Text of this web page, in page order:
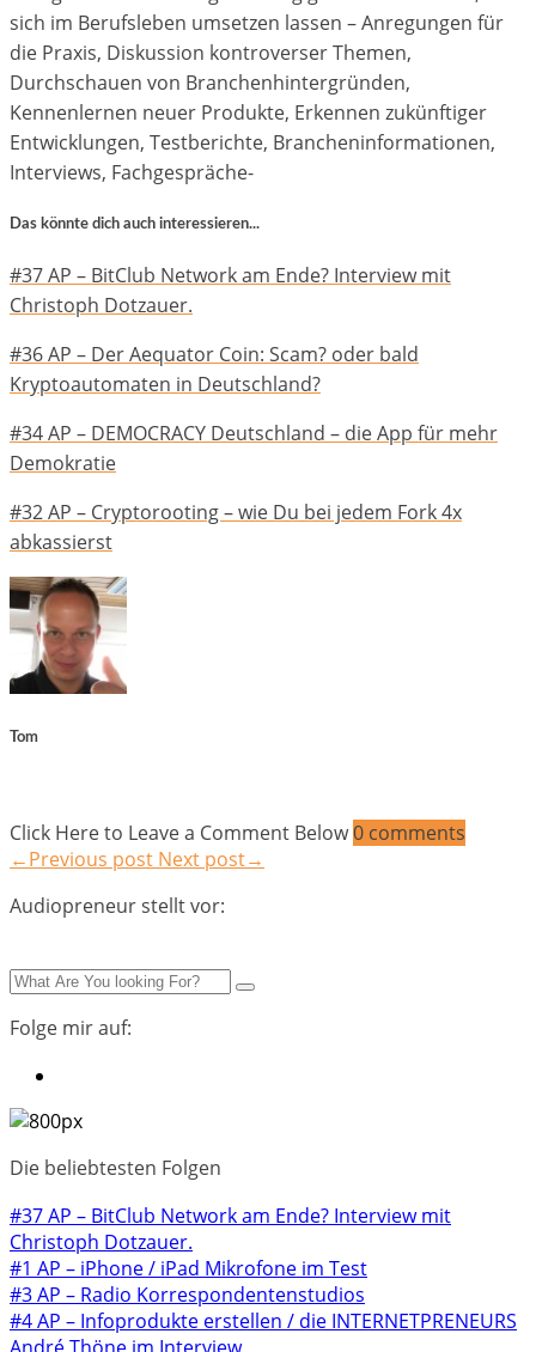
sich im Berufsleben umsetzen lassen – Anregungen für
die Praxis, Diskussion kontroverser Themen,
Durchschauen von Branchenhintergründen,
Kennenlernen neuer Produkte, Erkennen zukünftiger
Entwicklungen, Testberichte, Brancheninformationen,
Interviews, Fachgespräche-
Das könnte dich auch interessieren...
#37 AP – BitClub Network am Ende? Interview mit
Christoph Dotzauer.
#36 AP – Der Aequator Coin: Scam? oder bald
Kryptoautomaten in Deutschland?
#34 AP – DEMOCRACY Deutschland – die App für mehr
Demokratie
#32 AP – Cryptorooting – wie Du bei jedem Fork 4x
abkassierst
Tom
Click Here to Leave a Comment Below0 comments
←Previous post Next post→
Audiopreneur stellt vor:
Folge mir auf:
Die beliebtesten Folgen
#37 AP – BitClub Network am Ende? Interview mit
Christoph Dotzauer.
#1 AP – iPhone / iPad Mikrofone im Test
#3 AP – Radio Korrespondentenstudios
#4 AP – Infoprodukte erstellen / die INTERNETPRENEURS